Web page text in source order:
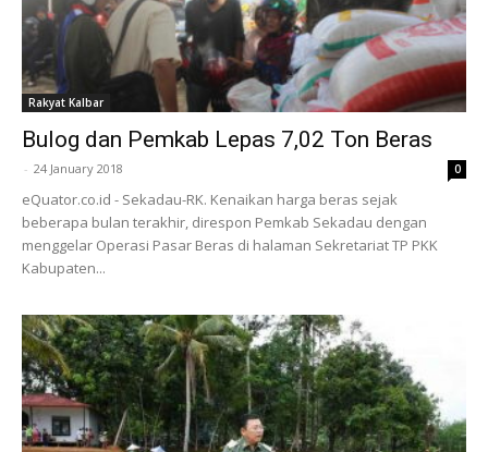
Rakyat Kalbar
Bulog dan Pemkab Lepas 7,02 Ton Beras
- 24 January 2018 0
eQuator.co.id - Sekadau-RK. Kenaikan harga beras sejak
beberapa bulan terakhir, direspon Pemkab Sekadau dengan
menggelar Operasi Pasar Beras di halaman Sekretariat TP PKK
Kabupaten...